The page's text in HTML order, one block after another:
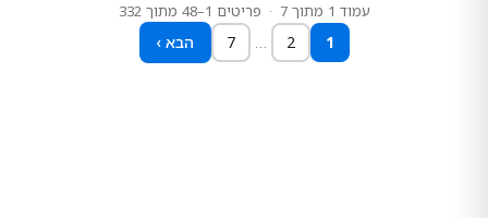
עמוד 1 מתוך7 · פריטים 1
–
48 מתוך332
1
2
…
7 ‹ הבא